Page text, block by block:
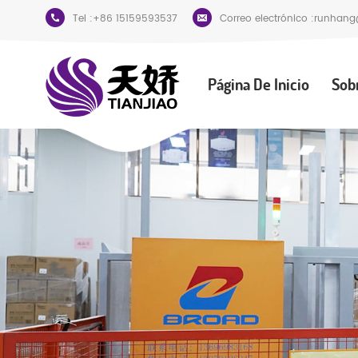
Tel :+86 15159593537 Correo electrónico :
Página De Inicio